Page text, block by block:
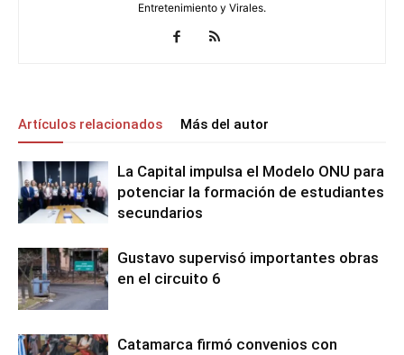
Entretenimiento y Virales.
Artículos relacionados Más del autor
La Capital impulsa el Modelo ONU para
potenciar la formación de estudiantes
secundarios
Gustavo supervisó importantes obras
en el circuito 6
Catamarca firmó convenios con